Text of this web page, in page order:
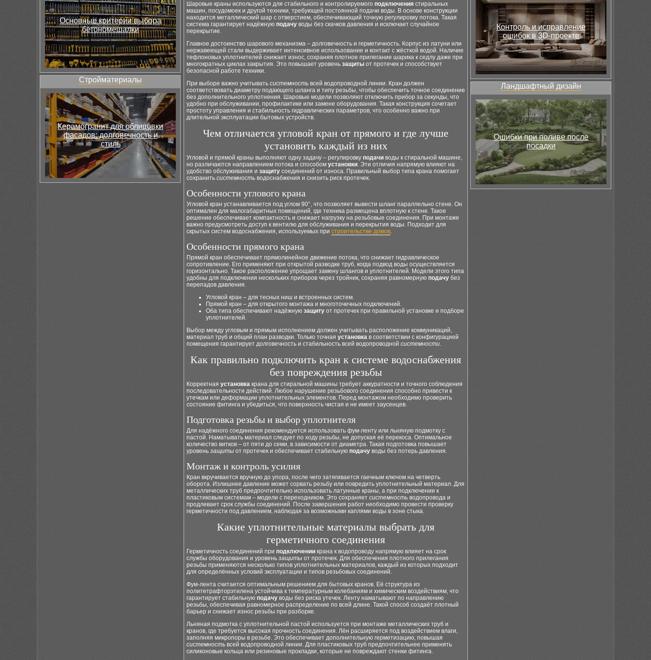
Основные критерии выбора
бетономешалки
Стройматериалы
Керамогранит для облицовки
фасадов: долговечность и
стиль
Шаровые краны используются для стабильного и контролируемого подключения стиральных
машин, посудомоек и другой техники, требующей постоянной подачи воды. В основе конструкции
находится металлический шар с отверстием, обеспечивающий точную регулировку потока. Такая
система гарантирует надёжную подачу воды без скачков давления и исключает случайное
перекрытие.
Главное достоинство шарового механизма – долговечность и герметичность. Корпус из латуни или
нержавеющей стали выдерживает интенсивное использование и контакт с жёсткой водой. Наличие
тефлоновых уплотнителей снижает износ, сохраняя плотное прилегание шарика к седлу даже при
многократных циклах закрытия. Это повышает уровень защиты от протечек и способствует
безопасной работе техники.
При выборе важно учитывать системность всей водопроводной линии. Кран должен
соответствовать диаметру подающего шланга и типу резьбы, чтобы обеспечить точное соединение
без дополнительного уплотнения. Шаровые модели позволяют отключить прибор за секунды, что
удобно при обслуживании, профилактике или замене оборудования. Такая конструкция сочетает
простоту управления и стабильность гидравлических параметров, что особенно важно при
длительной эксплуатации бытовых устройств.
Чем отличается угловой кран от прямого и где лучше
установить каждый из них
Угловой и прямой краны выполняют одну задачу – регулировку подачи воды к стиральной машине,
но различаются направлением потока и способом установки. Эти отличия напрямую влияют на
удобство обслуживания и защиту соединений от износа. Правильный выбор типа крана помогает
сохранить системность водоснабжения и снизить риск протечек.
Особенности углового крана
Угловой кран устанавливается под углом 90°, что позволяет вывести шланг параллельно стене. Он
оптимален для малогабаритных помещений, где техника размещена вплотную к стене. Такое
решение обеспечивает компактность и снижает нагрузку на резьбовые соединения. При монтаже
важно предусмотреть доступ к вентилю для обслуживания и перекрытия воды. Подходит для
скрытых систем водоснабжения, используемых при строительстве домов.
Особенности прямого крана
Прямой кран обеспечивает прямолинейное движение потока, что снижает гидравлическое
сопротивление. Его применяют при открытой разводке труб, когда подвод воды осуществляется
горизонтально. Такое расположение упрощает замену шлангов и уплотнителей. Модели этого типа
удобны для подключения нескольких приборов через тройник, сохраняя равномерную подачу без
перепадов давления.
Угловой кран – для тесных ниш и встроенных систем.
Прямой кран – для открытого монтажа и многоточечных подключений.
Оба типа обеспечивают надёжную защиту от протечек при правильной установке и подборе
уплотнителей.
Выбор между угловым и прямым исполнением должен учитывать расположение коммуникаций,
материал труб и общий план разводки. Только точная установка в соответствии с конфигурацией
помещения гарантирует долговечность и стабильность всей водопроводной системности.
Как правильно подключить кран к системе водоснабжения
без повреждения резьбы
Корректная установка крана для стиральной машины требует аккуратности и точного соблюдения
последовательности действий. Любое нарушение резьбового соединения способно привести к
утечкам или деформации уплотнительных элементов. Перед монтажом необходимо проверить
состояние фитинга и убедиться, что поверхность чистая и не имеет заусенцев.
Подготовка резьбы и выбор уплотнителя
Для надёжного соединения рекомендуется использовать фум-ленту или льняную подмотку с
пастой. Наматывать материал следует по ходу резьбы, не допуская её перекоса. Оптимальное
количество витков – от пяти до семи, в зависимости от диаметра. Такая подготовка повышает
уровень защиты от протечек и обеспечивает стабильную подачу воды без потерь давления.
Монтаж и контроль усилия
Кран вкручивается вручную до упора, после чего затягивается гаечным ключом на четверть
оборота. Излишнее давление может сорвать резьбу или повредить уплотнительный материал. Для
металлических труб предпочтительно использовать латунные краны, а при подключении к
пластиковым системам – модели с переходником. Это сохраняет системность водопровода и
продлевает срок службы соединений. После завершения работ необходимо провести проверку
герметичности под давлением, наблюдая за возможными каплями воды в зоне стыка.
Какие уплотнительные материалы выбрать для
герметичного соединения
Герметичность соединений при подключении крана к водопроводу напрямую влияет на срок
службы оборудования и уровень защиты от протечек. Для обеспечения плотного прилегания
резьбы применяются несколько типов уплотнительных материалов, каждый из которых подходит
для определённых условий эксплуатации и типов резьбовых соединений.
Фум-лента считается оптимальным решением для бытовых кранов. Её структура из
политетрафторэтилена устойчива к температурным колебаниям и химическим воздействиям, что
гарантирует стабильную подачу воды без риска утечек. Ленту наматывают по направлению
резьбы, обеспечивая равномерное распределение по всей длине. Такой способ создаёт плотный
барьер и снижает износ резьбы при разборке.
Льняная подмотка с уплотнительной пастой используется при монтаже металлических труб и
кранов, где требуется высокая прочность соединения. Лён расширяется под воздействием влаги,
заполняя микропоры в резьбе. Это обеспечивает дополнительную герметизацию, повышая
системность всей водопроводной линии. Для пластиковых труб предпочтительнее применять
силиконовые кольца или резиновые прокладки, которые не повреждают стенки фитинга.
Контроль и исправление
ошибок в 3D-проекте
Ландшафтный дизайн
Ошибки при поливе после
посадки